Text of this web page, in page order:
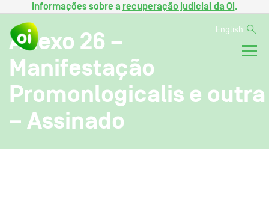
Informações sobre a recuperação judicial da Oi.
English
Anexo 26 –
Manifestação
Promonlogicalis e outra
– Assinado